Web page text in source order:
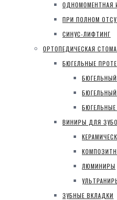
ОДНОМОМЕНТНАЯ
ПРИ ПОЛНОМ
СИНУС-ЛИФТИНГ
ОРТОПЕДИЧЕСКАЯ
БЮГЕЛЬНЫЕ
ВИНИРЫ ДЛЯ
ЛЮМИНИРЫ
ЗУБНЫЕ ВКЛАДКИ